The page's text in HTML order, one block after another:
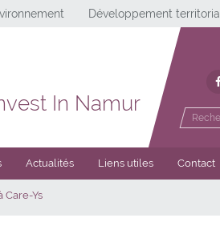
Développement territorial
In Namur
Actualités Liens utiles Contact
Ys